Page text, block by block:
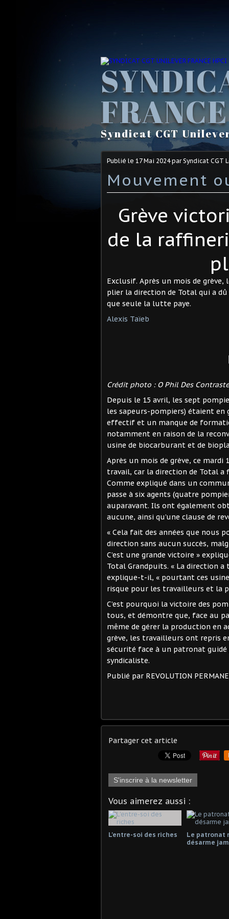
Syndicat CGT
Publié le 17 Mai 2024par Syndicat CGT
Mouvement
Grève
de la
Exclusif. Après un mois de
plier la direction de Total qui a
que seule la lutte paye.
Alexis Taïeb
Crédit photo : O Phil Des
Depuis le 15 avril, les sept
les sapeurs-pompiers) étaient en
effectif et un manque de
notamment en raison de la
usine de biocarburant et de
Après un mois de grève, ce mardi
travail, car la direction de Total a
Comme expliqué dans un
passe à six agents (quatre
auparavant. Ils ont également
aucune, ainsi qu’une clause de
« Cela fait des années que nous
direction sans aucun succès,
C’est une grande victoire »
Total Grandpuits. « La direction
explique-t-il, « pourtant ces
risque pour les travailleurs et la
C’est pourquoi la victoire des
tous, et démontre que, face au
même de gérer la production en
grève, les travailleurs ont repris
sécurité face à un patronat
syndicaliste.
Publié par REVOLUTION
Partager cet article
S'inscrire à la newsletter
Vous aimerez aussi :
L'entre-soi des riches
Le patronat
désarme